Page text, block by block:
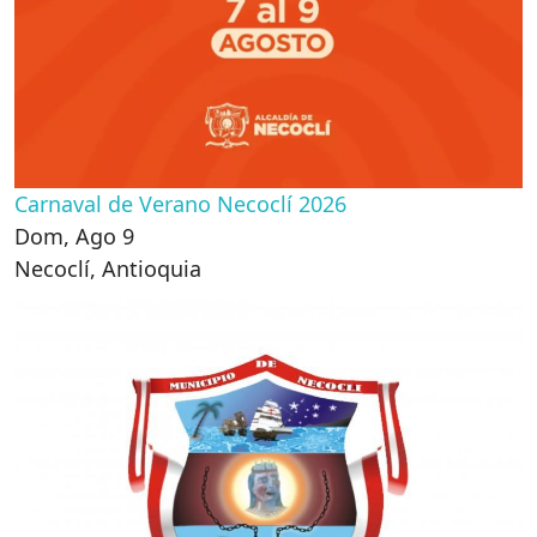
Carnaval de Verano Necoclí 2026
Dom, Ago 9
Necoclí, Antioquia